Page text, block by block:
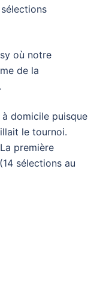
où notre
de la
domicile puisque
le tournoi.
première
sélections au